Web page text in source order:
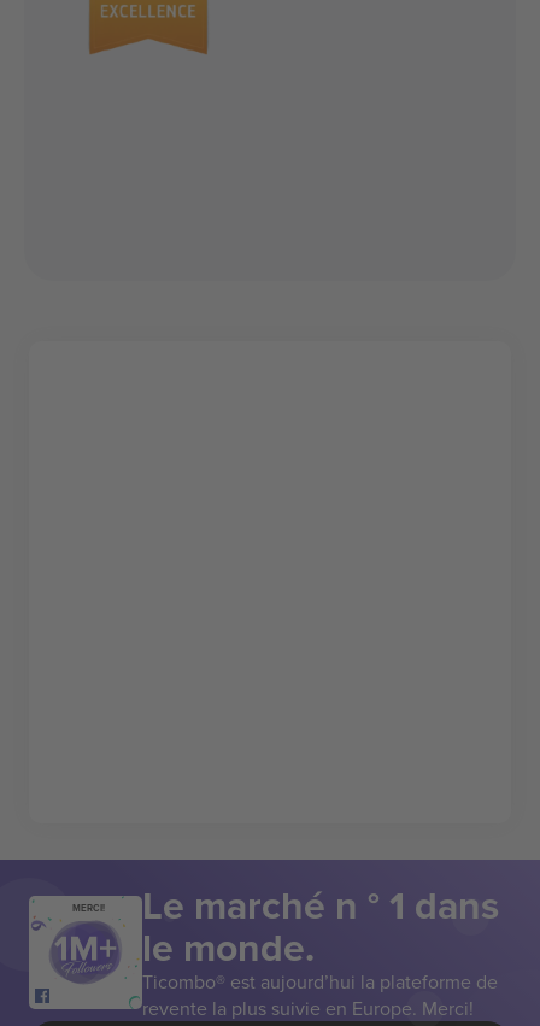
MERCI! Le marché n ° 1 dans
le monde.
Ticombo® est aujourd’hui la plateforme de
revente la plus suivie en Europe. Merci!